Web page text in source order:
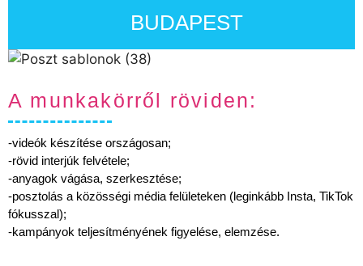
BUDAPEST
A munkakörről röviden:
-videók készítése országosan;
-rövid interjúk felvétele;
-anyagok vágása, szerkesztése;
-posztolás a közösségi média felületeken (leginkább Insta, TikTok
fókusszal);
-kampányok teljesítményének figyelése, elemzése.